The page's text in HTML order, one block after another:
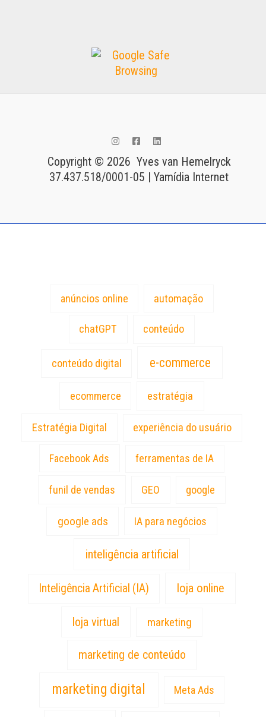
Copyright © 2026 Yves van Hemelryck
37.437.518/0001-05 | Yamídia Internet
anúncios online automação
chatGPT conteúdo
conteúdo digital e-commerce
ecommerce estratégia
Estratégia Digital experiência do usuário
Facebook Ads ferramentas de IA
funil de vendas GEO google
google ads IA para negócios
inteligência artificial
Inteligência Artificial (IA) loja online
loja virtual marketing
marketing de conteúdo
marketing digital Meta Ads